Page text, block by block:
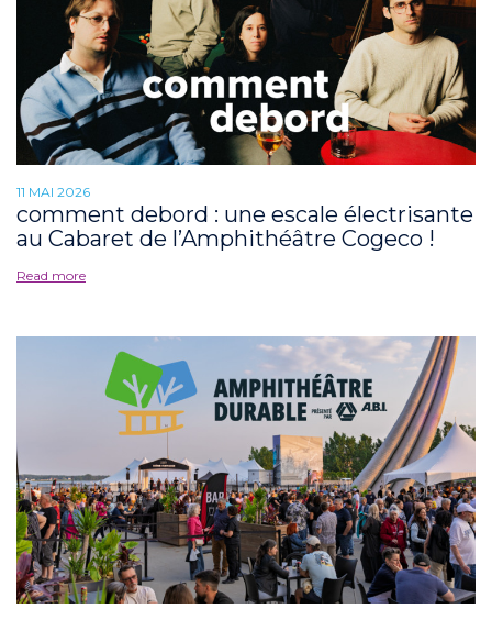
11 MAI 2026
comment debord : une escale électrisante
au Cabaret de l’Amphithéâtre Cogeco !
Read more